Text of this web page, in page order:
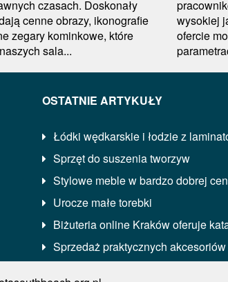
czasach. Doskonały
cenne obrazy, ikonografie
zegary kominkowe, które
sala...
wysokiej
ofercie
OSTATNIE ARTYKUŁY
Łódki wędkarskie i łodzie z
Sprzęt do suszenia tworzyw
Stylowe meble w bardzo dobrej
Urocze małe torebki
Biżuteria online Kraków oferuje
Sprzedaż praktycznych